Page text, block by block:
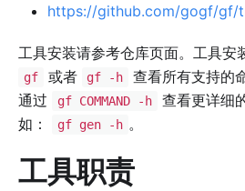
https://github.com/gogf/gf/
工具安装请参考仓库页面。工具安
gf 或者 gf -h
查看所有支持的
通过
gf COMMAND -h
查看更详细
如：
gf gen -h 。
工具职责